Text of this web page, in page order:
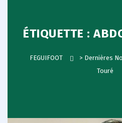
ÉTIQUETTE :
FEGUIFOOT > Dernières
Touré